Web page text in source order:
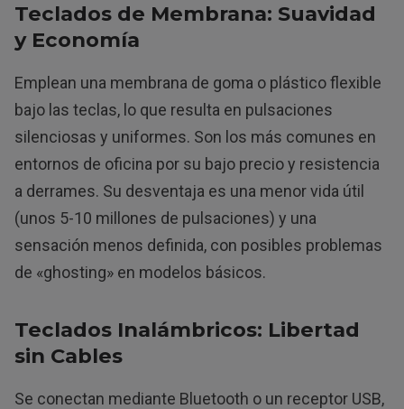
Teclados de Membrana: Suavidad
y Economía
Emplean una membrana de goma o plástico flexible
bajo las teclas, lo que resulta en pulsaciones
silenciosas y uniformes. Son los más comunes en
entornos de oficina por su bajo precio y resistencia
a derrames. Su desventaja es una menor vida útil
(unos 5-10 millones de pulsaciones) y una
sensación menos definida, con posibles problemas
de «ghosting» en modelos básicos.
Teclados Inalámbricos: Libertad
sin Cables
Se conectan mediante Bluetooth o un receptor USB,